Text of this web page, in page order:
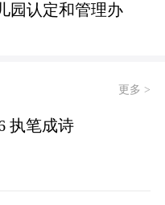
园认定和管理办
更多 >
高考2026 执笔成诗